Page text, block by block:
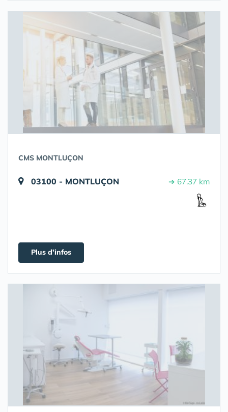
CMS MONTLUÇON
03100 - MONTLUÇON ➔ 67.37 km
Plus d'infos